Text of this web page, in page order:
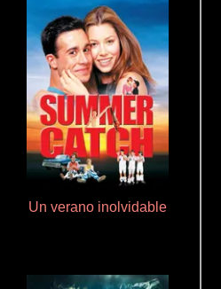
Un verano inolvidable